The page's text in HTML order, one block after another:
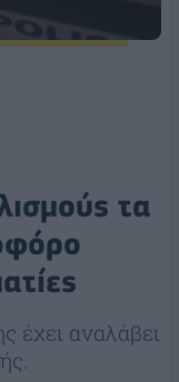
τα
έχει αναλάβει